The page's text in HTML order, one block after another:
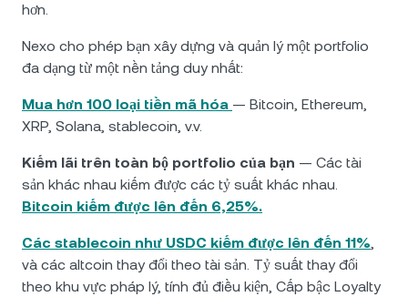
hơn.
Nexo cho phép bạn xây dựng và quản lý một portfolio
đa dạng từ một nền tảng duy nhất:
Mua hơn 100 loại tiền mã hóa — Bitcoin, Ethereum,
XRP, Solana, stablecoin, v.v.
Kiếm lãi trên toàn bộ portfolio của bạn — Các tài
sản khác nhau kiếm được các tỷ suất khác nhau.
Bitcoin kiếm được lên đến 6,25%.
Các stablecoin như USDC kiếm được lên đến 11%,
và các altcoin thay đổi theo tài sản. Tỷ suất thay đổi
theo khu vực pháp lý, tính đủ điều kiện, Cấp bậc Loyalty